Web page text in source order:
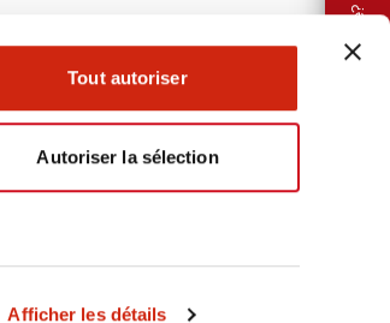
Afficher les détails
Tout autoriser
Autoriser la sélection
Besoin d'aide?
EMEA